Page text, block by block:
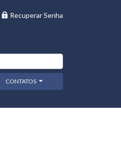
Recuperar Senha
CONTATOS